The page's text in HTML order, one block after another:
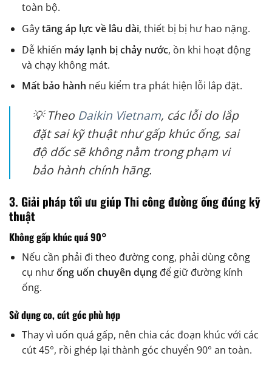
toàn bộ.
Gâytăng áp lực về lâu dài, thiết bị bị hư hao nặng.
Dễ khiến máy lạnh bị chảy nước, ồn khi hoạt động
và chạy không mát.
Mất bảo hành nếu kiểm tra phát hiện lỗi lắp đặt.
💡 Theo Daikin Vietnam, các lỗi do lắp
đặt sai kỹ thuật như gấp khúc ống, sai
độ dốc sẽ không nằm trong phạm vi
bảo hành chính hãng.
3. Giải pháp tối ưu giúp Thi công đường ống đúng kỹ
thuật
Không gấp khúc quá 90°
Nếu cần phải đi theo đường cong, phải dùng công
cụ nhưống uốn chuyên dụngđể giữ đường kính
ống.
Sử dụng co, cút góc phù hợp
Thay vì uốn quá gấp, nên chia các đoạn khúc với các
cút 45°, rồi ghép lại thành góc chuyển 90° an toàn.